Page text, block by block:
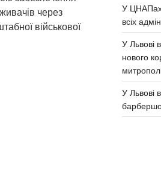
через
військової
У ЦНАПах
всіх
У Львові
нового
У Львові